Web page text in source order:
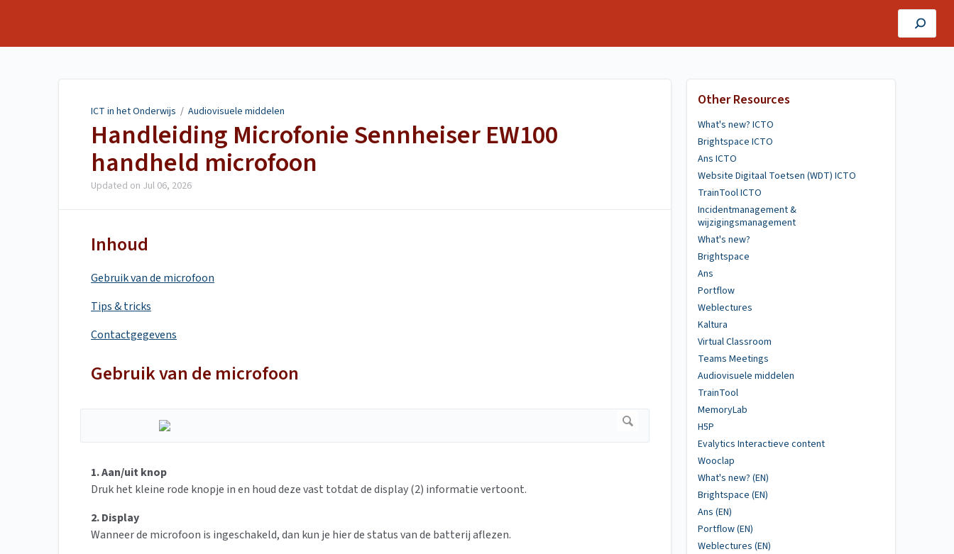
ICT in het Onderwijs / Audiovisuele middelen
Handleiding Microfonie Sennheiser EW100
handheld microfoon
Updated on Jul 06, 2026
Inhoud
Gebruik van de microfoon
Tips & tricks
Contactgegevens
Gebruik van de microfoon
1. Aan/uit knop
Druk het kleine rode knopje in en houd deze vast totdat de display (2) informatie vertoont.
2. Display
Wanneer de microfoon is ingeschakeld, dan kun je hier de status van de batterij aflezen.
Other Resources
What's new? ICTO
Brightspace ICTO
Ans ICTO
Website Digitaal Toetsen (WDT) ICTO
TrainTool ICTO
Incidentmanagement &
wijzigingsmanagement
What's new?
Brightspace
Ans
Portflow
Weblectures
Kaltura
Virtual Classroom
Teams Meetings
Audiovisuele middelen
TrainTool
MemoryLab
H5P
Evalytics Interactieve content
Wooclap
What's new? (EN)
Brightspace (EN)
Ans (EN)
Portflow (EN)
Weblectures (EN)